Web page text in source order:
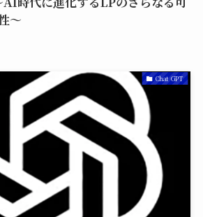
〜
Chat GPT